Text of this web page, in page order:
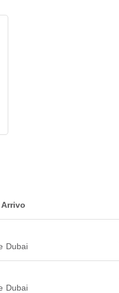
Arrivo
Dubai
Dubai